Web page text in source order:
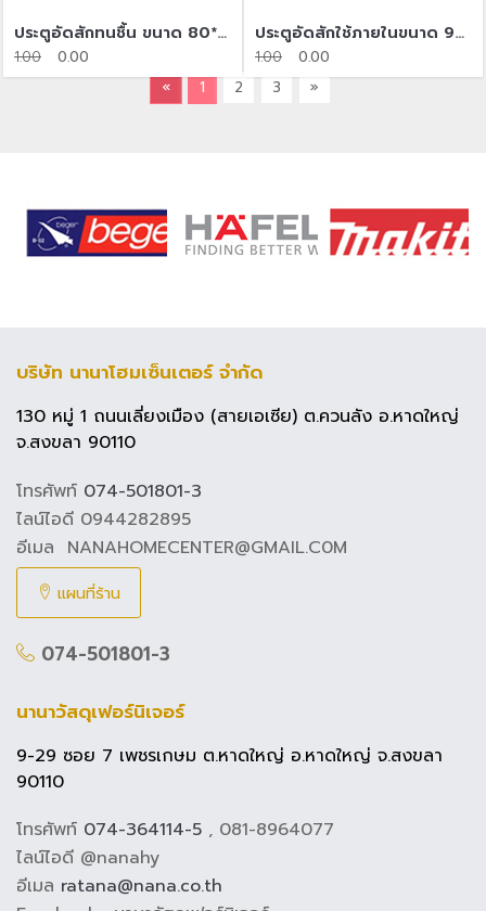
ประตูอัดสักทนชื้น​ ขนาด 80*200
1.00 0.00
ประตูอัดสักใช้ภายในขนาด 90*200
1.00
0.00
«
1 2 3 »
บริษัท นานาโฮมเซ็นเตอร์ จำกัด
130 หมู่ 1 ถนนเลี่ยงเมือง (สายเอเซีย) ต.ควนลัง อ.หาดใหญ่
จ.สงขลา 90110
โทรศัพท์ 074-501801-3
ไลน์ไอดี 0944282895
อีเมล NANAHOMECENTER@GMAIL.C0M
แผนที่ร้าน
074-501801-3
นานาวัสดุเฟอร์นิเจอร์
9-29 ซอย 7 เพชรเกษม ต.หาดใหญ่ อ.หาดใหญ่ จ.สงขลา
90110
โทรศัพท์ 074-364114-5 , 081-8964077
ไลน์ไอดี @nanahy
อีเมล ratana@nana.co.th